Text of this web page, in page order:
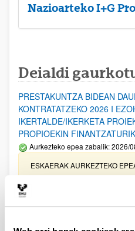
Nazioarteko I+G
Deialdi
PRESTAKUNTZA BIDEAN
KONTRATATZEKO 2026 I
IKERTALDE/IKERKETA
PROPIOEKIN FINANTZATURIK
Aurkezteko epea zabalik: 2026/
ESKAERAK AURKEZTEKO
UPV/EHUn Azpiegitura
erosi eta berritzeko laguntzak